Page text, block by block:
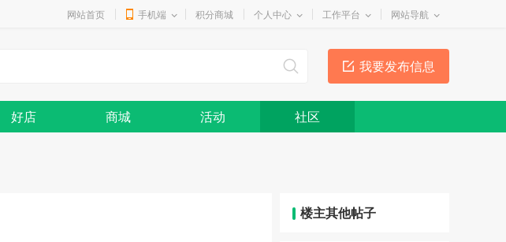
网站首页 手机端 积分商城 个人中心 工作平台 网站导航
我要发布信息
好店 商城 活动 社区
楼主其他帖子